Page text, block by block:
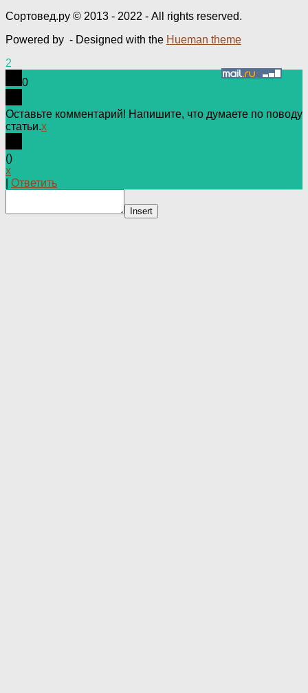
Сортовед.ру © 2013 - 2022 - All rights reserved.
Powered by - Designed with the Hueman theme
2
0
Оставьте комментарий! Напишите, что думаете по поводу
статьи.x
()
x
Ответить
Insert